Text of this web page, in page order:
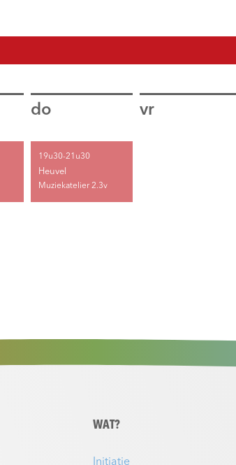
do
19u30-21u30
Heuvel
Muziekatelier 2.3v
vr
WAT?
Initiatie